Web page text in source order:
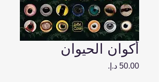
أكوان الحيوان